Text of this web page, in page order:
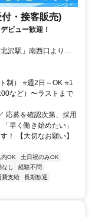
・接客販売)
ビュー歓迎！
沢駅」南西口より徒
） ⭐週2日～OK ⭐1
など）〜ラストまで
応募を確認次第、採用
早く働き始めたい」
！ 【大切なお願い】
OK
土日祝のみOK
し
経験不問
費支給
長期歓迎